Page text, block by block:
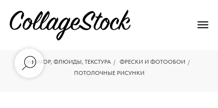
МРАМОР, ФЛЮИДЫ, ТЕКСТУРА / ФРЕСКИ И ФОТООБОИ /
ПОТОЛОЧНЫЕ РИСУНКИ